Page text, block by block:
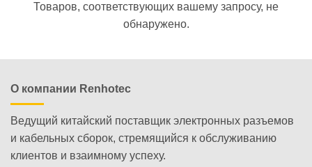
Товаров, соответствующих вашему запросу, не
обнаружено.
О компании Renhotec
Ведущий китайский поставщик электронных разъемов
и кабельных сборок, стремящийся к обслуживанию
клиентов и взаимному успеху.